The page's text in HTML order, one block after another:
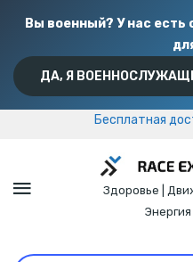
Вы военный? У нас
ДА, Я
Бесплатная
Бесплатная
Здоровье |
Энергия